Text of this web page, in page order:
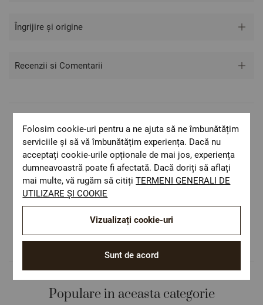
Îngrijire și origine
Recenzii si Comentarii
Livrare rapida
Costul de livrare este 19.60 lei pe teritoriul
României.
ОЕКО-ТЕX STANDARD 100
Materiale textile care sunt sigure pentru
sănătatea dumneavoastră.
Design autentic
Culori și imprimeuri pentru orice stil și
preferință.
Populare in aceasta categorie
Folosim cookie-uri pentru a ne ajuta să ne îmbunătățim
serviciile și să vă îmbunătățim experiența. Dacă nu
acceptați cookie-urile opționale de mai jos, experiența
dumneavoastră poate fi afectată. Dacă doriți să aflați
mai multe, vă rugăm să citițiTERMENI GENERALI DE
UTILIZARE ȘI COOKIE
Sunt de acord
Vizualizați cookie-uri